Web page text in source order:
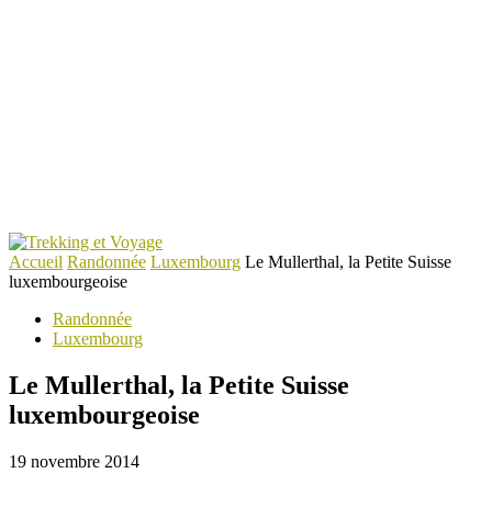
Accueil Randonnée Luxembourg Le Mullerthal, la Petite Suisse
luxembourgeoise
Randonnée
Luxembourg
Le Mullerthal, la Petite Suisse
luxembourgeoise
19 novembre 2014